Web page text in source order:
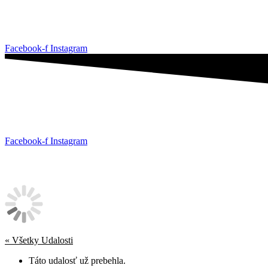
Facebook-f Instagram
Facebook-f Instagram
« Všetky Udalosti
Táto udalosť už prebehla.